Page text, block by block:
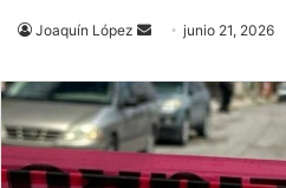
Joaquín López
Send
email
junio 21, 2026